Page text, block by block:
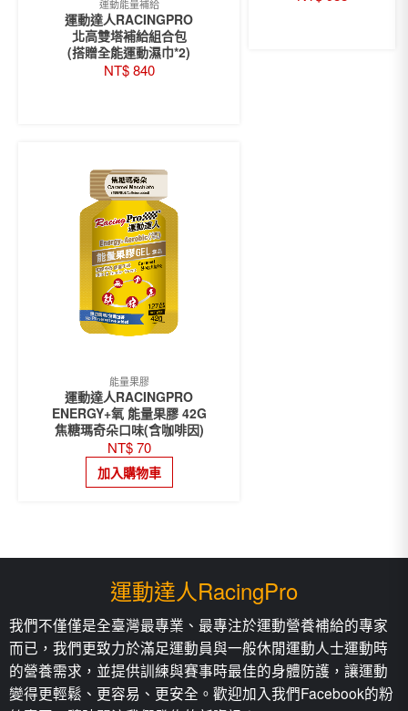
運動能量補給
運動達人RACINGPRO
北高雙塔補給組合包
(搭贈全能運動濕巾*2)
NT$840
能量果膠
運動達人RACINGPRO
ENERGY+氧 能量果膠 42G
焦糖瑪奇朵口味(含咖啡因)
NT$70
加入購物車
運動達人RacingPro
我們不僅僅是全臺灣最專業、最專注於運動營養補給的專家
而已，我們更致力於滿足運動員與一般休閒運動人士運動時
的營養需求，並提供訓練與賽事時最佳的身體防護，讓運動
變得更輕鬆、更容易、更安全。歡迎加入我們Facebook的粉